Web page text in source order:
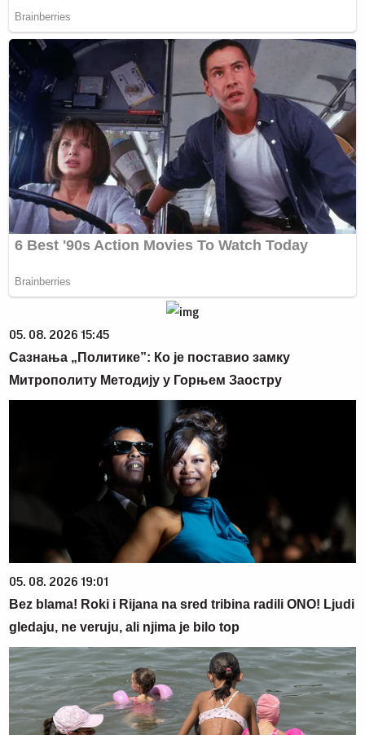
05. 08. 2026 15:45
Сазнања „Политике”: Ко је поставио замку
Митрополиту Методију у Горњем Заостру
05. 08. 2026 19:01
Bez blama! Roki i Rijana na sred tribina radili ONO! Ljudi
gledaju, ne veruju, ali njima je bilo top